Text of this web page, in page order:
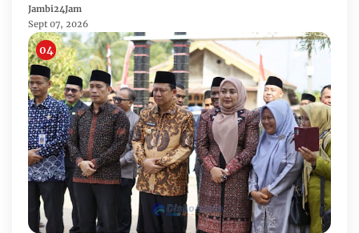
Anniversary Sinsen
Jambi24Jam
Sept 07, 2026